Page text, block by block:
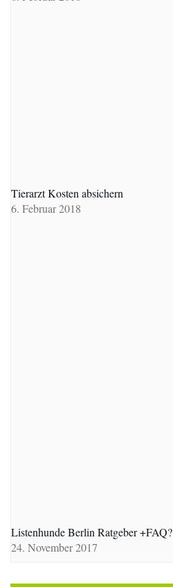
Tierarzt Kosten absichern
6. Februar 2018
Listenhunde Berlin Ratgeber +FAQ?
24. November 2017